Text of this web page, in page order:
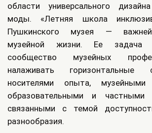
области универсального
моды. «Летняя школа
Пушкинского музея —
музейной жизни. Ее задача
сообщество музейных
налаживать
носителями опыта, музейными
образовательными и частными
связанными с темой
разнообразия.